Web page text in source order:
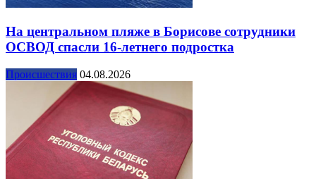
На центральном пляже в Борисове сотрудники
ОСВОД спасли 16-летнего подростка
Происшествия 04.08.2026